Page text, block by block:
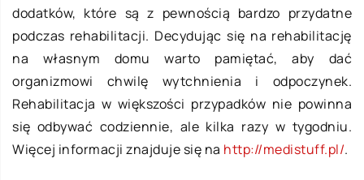
dodatków, które są z pewnością bardzo przydatne
podczas rehabilitacji. Decydując się na rehabilitację
na własnym domu warto pamiętać, aby dać
organizmowi chwilę wytchnienia i odpoczynek.
Rehabilitacja w większości przypadków nie powinna
się odbywać codziennie, ale kilka razy w tygodniu.
Więcej informacji znajduje się na http://medistuff.pl/.